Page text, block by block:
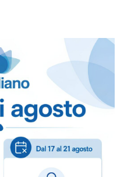
Come ordinare?
Puoi ordinare chiamando al
info@bogliano.it.
Per ogni informazione